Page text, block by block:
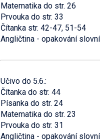
Matematika do str. 26
Prvouka do str. 33
Čítanka str. 42-47, 51-54
Angličtina - opakování
Učivo do 5.6.:
Čítanka do str. 44
Písanka do str. 24
Matematika do str. 23
Prvouka do str. 31
Angličtina - opakování